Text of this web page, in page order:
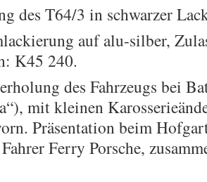
des T64/3 in schwarzer
auf alu-silber,
K45 240.
des Fahrzeugs bei
mit kleinen
Präsentation beim
Ferry Porsche,